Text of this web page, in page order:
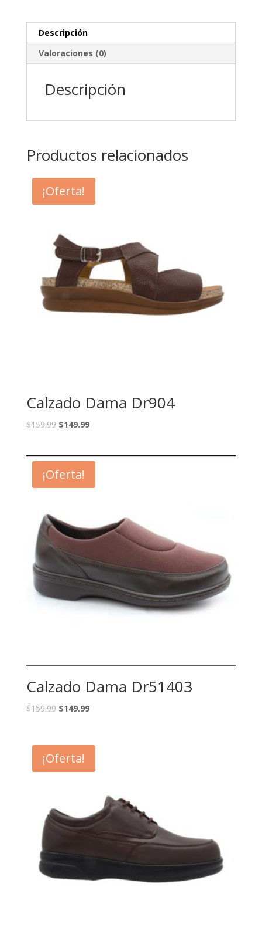
Descripción
Valoraciones (0)
Descripción
Productos relacionados
¡Oferta!
Calzado Dama Dr904
$159.99 $149.99
¡Oferta!
Calzado Dama Dr51403
$159.99 $149.99
¡Oferta!